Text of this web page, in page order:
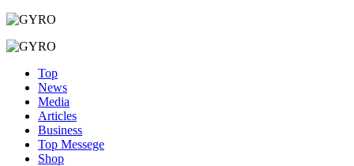
Top
News
Media
Articles
Business
Top Messege
Shop